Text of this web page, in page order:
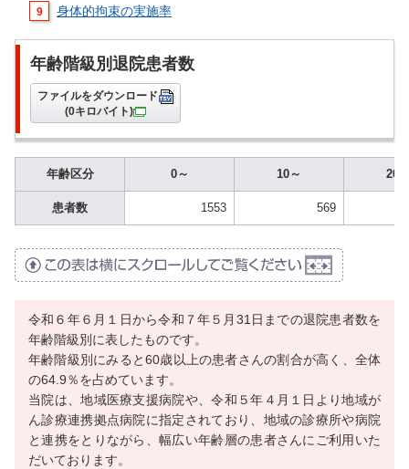
身体的拘束の実施率
年齢階級別退院患者数
ファイルをダウンロード
(0キロバイト)
年齢区分 0～ 10～ 20
患者数 1553 569
令和６年６月１日から令和７年５月31日までの退院患者数を
年齢階級別に表したものです。
年齢階級別にみると60歳以上の患者さんの割合が高く、全体
の64.9％を占めています。
当院は、地域医療支援病院や、令和５年４月１日より地域が
ん診療連携拠点病院に指定されており、地域の診療所や病院
と連携をとりながら、幅広い年齢層の患者さんにご利用いた
だいております。